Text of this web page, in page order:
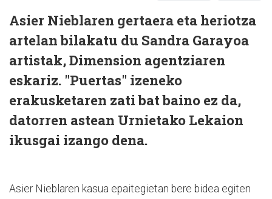
Asier Nieblaren gertaera eta heriotza
artelan bilakatu du Sandra Garayoa
artistak, Dimension agentziaren
eskariz. "Puertas" izeneko
erakusketaren zati bat baino ez da,
datorren astean Urnietako Lekaion
ikusgai izango dena.
Asier Nieblaren kasua epaitegietan bere bidea egiten